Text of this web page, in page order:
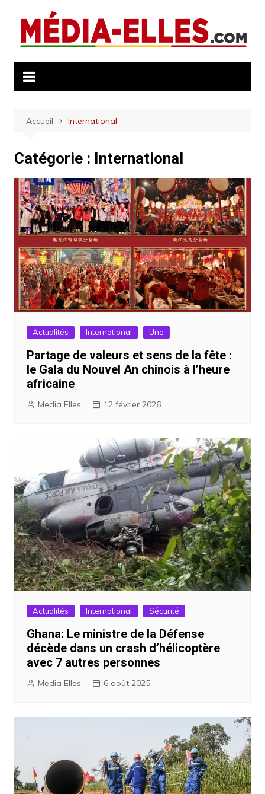
contenu
Accueil International
Catégorie : International
Actualités International Une
Partage de valeurs et sens de la fête :
le Gala du Nouvel An chinois à l’heure
africaine
Media Elles 12 février 2026
Actualités International Sécurité
Ghana: Le ministre de la Défense
décède dans un crash d’hélicoptère
avec 7 autres personnes
Media Elles 6 août 2025